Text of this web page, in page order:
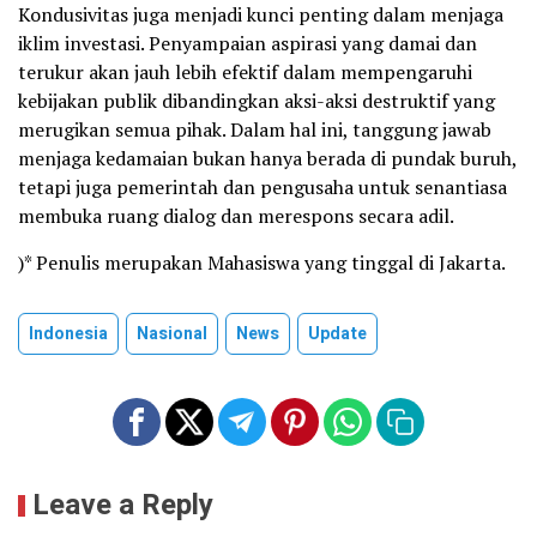
Kondusivitas juga menjadi kunci penting dalam menjaga
iklim investasi. Penyampaian aspirasi yang damai dan
terukur akan jauh lebih efektif dalam mempengaruhi
kebijakan publik dibandingkan aksi-aksi destruktif yang
merugikan semua pihak. Dalam hal ini, tanggung jawab
menjaga kedamaian bukan hanya berada di pundak buruh,
tetapi juga pemerintah dan pengusaha untuk senantiasa
membuka ruang dialog dan merespons secara adil.
)* Penulis merupakan Mahasiswa yang tinggal di Jakarta.
Indonesia Nasional News Update
Leave a Reply